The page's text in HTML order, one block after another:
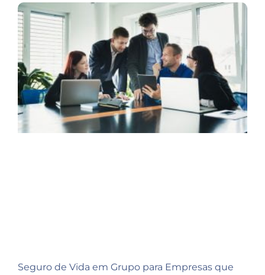
Seguro de Vida em Grupo para Empresas que